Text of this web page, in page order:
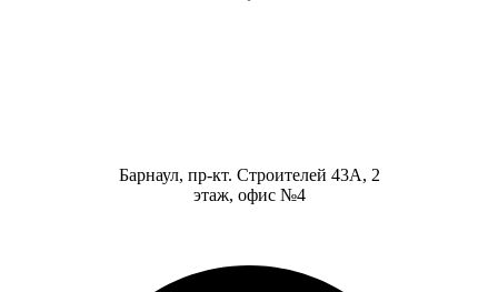
Барнаул, пр-кт. Строителей 43А, 2
этаж, офис №4